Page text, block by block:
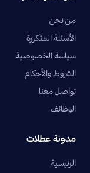
من نحن
الأسئلة المتكررة
سياسة الخصوصية
الشروط والأحكام
تواصل معنا
الوظائف
مدونة عطلات
الرئيسية